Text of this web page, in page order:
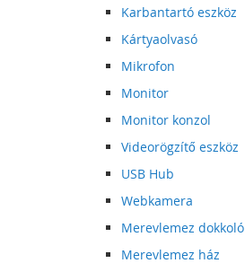
Karbantartó eszköz
Kártyaolvasó
Mikrofon
Monitor
Monitor konzol
Videorögzítő eszköz
USB Hub
Webkamera
Merevlemez dokkoló
Merevlemez ház